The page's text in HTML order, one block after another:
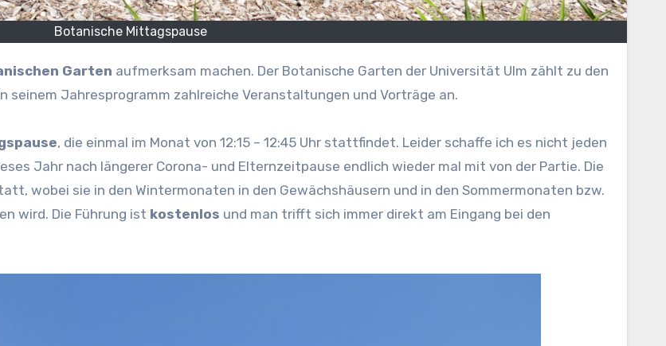
Botanische Mittagspause
Garten aufmerksam machen. Der Botanische Garten der Universität Ulm zählt zu den
Jahresprogramm zahlreiche Veranstaltungen und Vorträge an.
, die einmal im Monat von 12:15 – 12:45 Uhr stattfindet. Leider schaffe ich es nicht jeden
Jahr nach längerer Corona- und Elternzeitpause endlich wieder mal mit von der Partie. Die
wobei sie in den Wintermonaten in den Gewächshäusern und in den Sommermonaten bzw.
wird. Die Führung ist kostenlos und man trifft sich immer direkt am Eingang bei den